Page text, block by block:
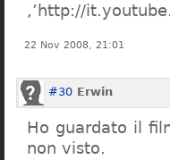
,’http://
22 Nov 2008, 21:01
#30 Erwin
Ho guardato il
non visto.